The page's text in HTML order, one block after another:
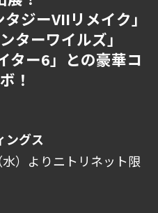
ジーVIIリメイク」
ターワイルズ」
ター6」との豪華コ
！
ングス
）よりニトリネット限